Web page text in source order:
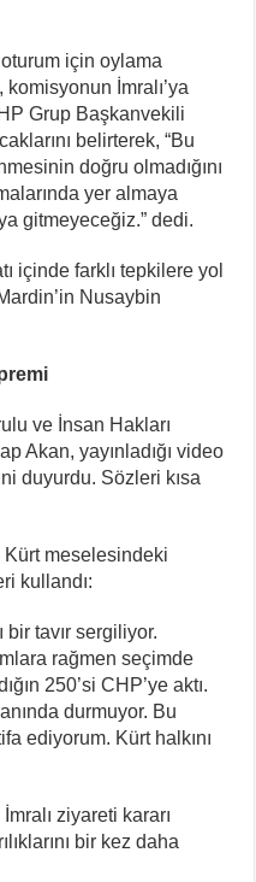
için oylama
komisyonun İmralı’ya
Grup Başkanvekili
belirterek, “Bu
doğru olmadığını
yer almaya
gitmeyeceğiz.” dedi.
içinde farklı tepkilere yol
Nusaybin
ve İnsan Hakları
Akan, yayınladığı video
duyurdu. Sözleri kısa
Kürt meselesindeki
kullandı:
bir tavır sergiliyor.
rağmen seçimde
250’si CHP’ye aktı.
durmuyor. Bu
ediyorum. Kürt halkını
ziyareti kararı
bir kez daha